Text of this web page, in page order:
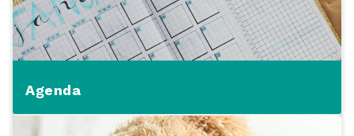
Agenda